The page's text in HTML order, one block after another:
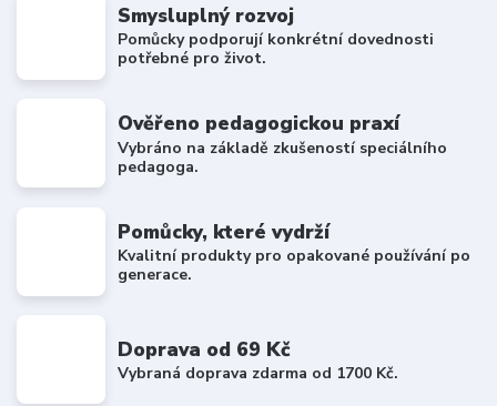
Smysluplný rozvoj
Pomůcky podporují konkrétní dovednosti
potřebné pro život.
Ověřeno pedagogickou praxí
Vybráno na základě zkušeností speciálního
pedagoga.
Pomůcky, které vydrží
Kvalitní produkty pro opakované používání po
generace.
Doprava od 69 Kč
Vybraná doprava zdarma od 1700 Kč.